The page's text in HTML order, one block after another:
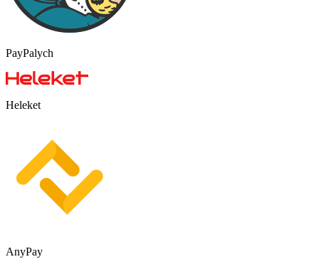
PayPalych
Heleket
AnyPay